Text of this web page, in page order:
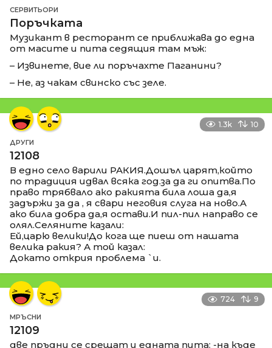
СЕРВИТЬОРИ
Поръчката
Музикант в ресторант се приближава до една
от масите и пита седящия там мъж:
– Извинете, вие ли поръчахте Паганини?
– Не, аз чакам свинско със зеле.
1.3k 10
ДРУГИ
12108
В едно село варили РАКИЯ.Дошъл царят,който
по традиция идвал всяка год.за да ги опитва.По
право трябвало ако ракията била лоша да,я
задържи за да , я свари неговия слуга на ново.А
ако била добра да,я остави.И пил-пил направо се
олял.Селяните казали:
Ей,царю велики!До кога ще пиеш от нашата
велика ракия? А той казал:
Докато открия проблема `и.
724 9
МРЪСНИ
12109
две пръдни се срещат и едната пита: -на къде